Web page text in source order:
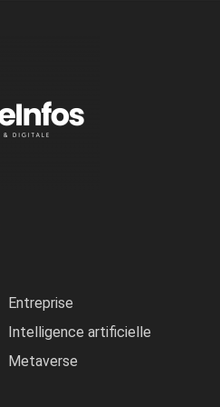
Nigeria,
Entreprise
Intelligence artificielle
Metaverse